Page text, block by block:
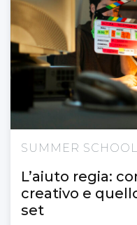
SUMMER SCHOOL
L’aiuto regia:
creativo e
set